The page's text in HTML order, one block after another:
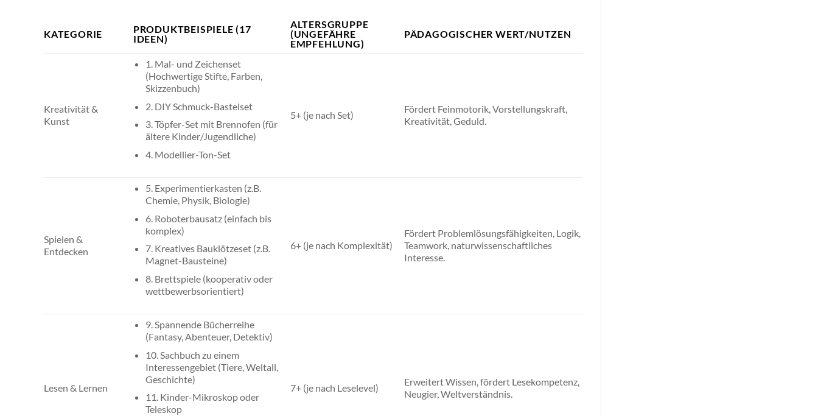
KATEGORIE
PRODUKTBEISPIELE (17
IDEEN)
ALTERSGRUPPE
(UNGEFÄHRE
EMPFEHLUNG)
PÄDAGOGISCHER WERT/NUTZEN
Kreativität &
Kunst
1. Mal- und Zeichenset
(Hochwertige Stifte, Farben,
Skizzenbuch)
2. DIY Schmuck-Bastelset
3. Töpfer-Set mit Brennofen (für
ältere Kinder/Jugendliche)
4. Modellier-Ton-Set
5+ (je nach Set)
Fördert Feinmotorik, Vorstellungskraft,
Kreativität, Geduld.
Spielen &
Entdecken
5. Experimentierkasten (z.B.
Chemie, Physik, Biologie)
6. Roboterbausatz (einfach bis
komplex)
7. Kreatives Bauklötzeset (z.B.
Magnet-Bausteine)
8. Brettspiele (kooperativ oder
wettbewerbsorientiert)
6+ (je nach Komplexität)
Fördert Problemlösungsfähigkeiten, Logik,
Teamwork, naturwissenschaftliches
Interesse.
Lesen & Lernen
9. Spannende Bücherreihe
(Fantasy, Abenteuer, Detektiv)
10. Sachbuch zu einem
Interessengebiet (Tiere, Weltall,
Geschichte)
11. Kinder-Mikroskop oder
Teleskop
7+ (je nach Leselevel)
Erweitert Wissen, fördert Lesekompetenz,
Neugier, Weltverständnis.